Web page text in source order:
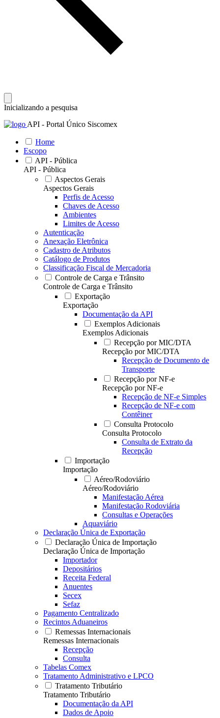
Inicializando a pesquisa
API - Portal Único Siscomex
Home
Escopo
API - Pública
API - Pública
Aspectos Gerais
Aspectos Gerais
Perfis de Acesso
Chaves de Acesso
Ambientes
Limites de Acesso
Autenticação
Anexação Eletrônica
Cadastro de Atributos
Catálogo de Produtos
Classificação Fiscal de Mercadoria
Controle de Carga e Trânsito
Controle de Carga e Trânsito
Exportação
Exportação
Documentação da API
Exemplos Adicionais
Exemplos Adicionais
Recepção por MIC/DTA
Recepção por MIC/DTA
Recepção de Documento de
Transporte
Recepção por NF-e
Recepção por NF-e
Recepção de NF-e Simples
Recepção de NF-e com
Contêiner
Consulta Protocolo
Consulta Protocolo
Consulta de Extrato da
Recepção
Importação
Importação
Aéreo/Rodoviário
Aéreo/Rodoviário
Manifestação Aérea
Manifestação Rodoviária
Consultas e Operações
Aquaviário
Declaração Única de Exportação
Declaração Única de Importação
Declaração Única de Importação
Importador
Depositários
Receita Federal
Anuentes
Secex
Sefaz
Pagamento Centralizado
Recintos Aduaneiros
Remessas Internacionais
Remessas Internacionais
Recepção
Consulta
Tabelas Comex
Tratamento Administrativo e LPCO
Tratamento Tributário
Tratamento Tributário
Documentação da API
Dados de Apoio